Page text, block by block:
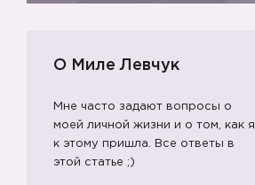
О Миле Левчук
Мне часто задают вопросы о
моей личной жизни и о том, как я
к этому пришла. Все ответы в
этой статье ;)